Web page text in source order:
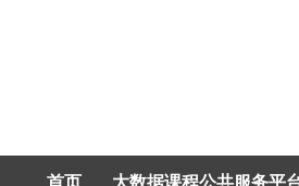
首页 大数据课程公共服务平